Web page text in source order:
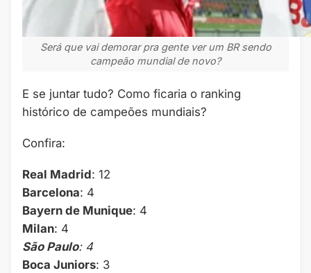
Será que vai demorar pra gente ver um BR sendo
campeão mundial de novo?
E se juntar tudo? Como ficaria o ranking
histórico de campeões mundiais?
Confira:
Real Madrid: 12
Barcelona: 4
Bayern de Munique: 4
Milan: 4
São Paulo: 4
Boca Juniors: 3